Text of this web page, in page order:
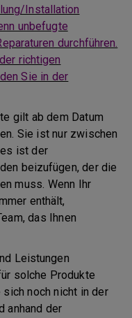
Installation
unbefugte
durchführen.
richtigen
Sie in der
gilt ab dem Datum
Sie ist nur zwischen
es ist der
beizufügen, der die
muss. Wenn Ihr
enthält,
das Ihnen
Leistungen
solche Produkte
noch nicht in der
anhand der